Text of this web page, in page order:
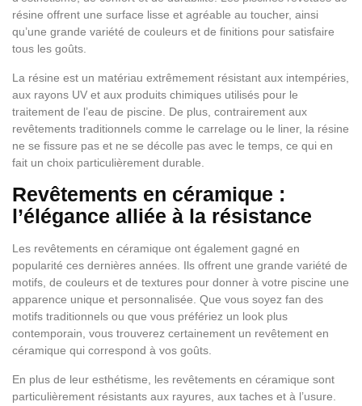
résine offrent une surface lisse et agréable au toucher, ainsi
qu’une grande variété de couleurs et de finitions pour satisfaire
tous les goûts.
La résine est un matériau extrêmement résistant aux intempéries,
aux rayons UV et aux produits chimiques utilisés pour le
traitement de l’eau de piscine. De plus, contrairement aux
revêtements traditionnels comme le carrelage ou le liner, la résine
ne se fissure pas et ne se décolle pas avec le temps, ce qui en
fait un choix particulièrement durable.
Revêtements en céramique :
l’élégance alliée à la résistance
Les revêtements en céramique ont également gagné en
popularité ces dernières années. Ils offrent une grande variété de
motifs, de couleurs et de textures pour donner à votre piscine une
apparence unique et personnalisée. Que vous soyez fan des
motifs traditionnels ou que vous préfériez un look plus
contemporain, vous trouverez certainement un revêtement en
céramique qui correspond à vos goûts.
En plus de leur esthétisme, les revêtements en céramique sont
particulièrement résistants aux rayures, aux taches et à l’usure.